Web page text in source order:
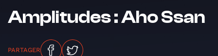
Amplitudes : Aho Ssan
PARTAGER